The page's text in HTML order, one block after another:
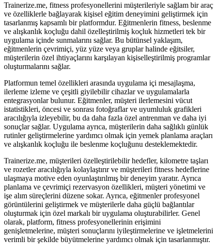
Trainerize.me, fitness profesyonellerini müşterileriyle sağlam bir araç
ve özelliklerle bağlayarak kişisel eğitim deneyimini geliştirmek için
tasarlanmış kapsamlı bir platformdur. Eğitmenlerin fitness, beslenme
ve alışkanlık koçluğu dahil özelleştirilmiş koçluk hizmetleri tek bir
uygulama içinde sunmalarını sağlar. Bu bütünsel yaklaşım,
eğitmenlerin çevrimiçi, yüz yüze veya gruplar halinde eğitsiler,
müşterilerin özel ihtiyaçlarını karşılayan kişiselleştirilmiş programlar
oluşturmalarını sağlar.
Platformun temel özellikleri arasında uygulama içi mesajlaşma,
ilerleme izleme ve çeşitli giyilebilir cihazlar ve uygulamalarla
entegrasyonlar bulunur. Eğitmenler, müşteri ilerlemesini vücut
istatistikleri, öncesi ve sonrası fotoğraflar ve uyumluluk grafikleri
aracılığıyla izleyebilir, bu da daha fazla özel antrenman ve daha iyi
sonuçlar sağlar. Uygulama ayrıca, müşterilerin daha sağlıklı günlük
rutinler geliştirmelerine yardımcı olmak için yemek planlama araçları
ve alışkanlık koçluğu ile beslenme koçluğunu desteklemektedir.
Trainerize.me, müşterileri özelleştirilebilir hedefler, kilometre taşları
ve rozetler aracılığıyla kolaylaştırır ve müşterileri fitness hedeflerine
ulaşmaya motive eden oyunlaştırılmış bir deneyim yaratır. Ayrıca
planlama ve çevrimiçi rezervasyon özellikleri, müşteri yönetimi ve
işe alım süreçlerini düzene sokar. Ayrıca, eğitmenler profesyonel
görüntülerini geliştirmek ve müşterilerle daha güçlü bağlantılar
oluşturmak için özel markalı bir uygulama oluşturabilirler. Genel
olarak, platform, fitness profesyonellerinin erişimini
genişletmelerine, müşteri sonuçlarını iyileştirmelerine ve işletmelerini
verimli bir şekilde büyütmelerine yardımcı olmak için tasarlanmıştır.